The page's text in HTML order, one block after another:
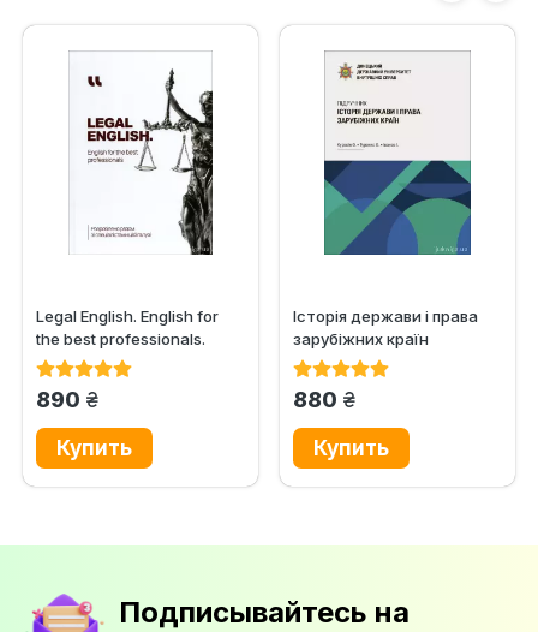
Legal English. English for
the best professionals.
Workbook
890 грн.
Історія держави i права
зарубіжних кpaїн
880 грн.
Подписывайтесь на